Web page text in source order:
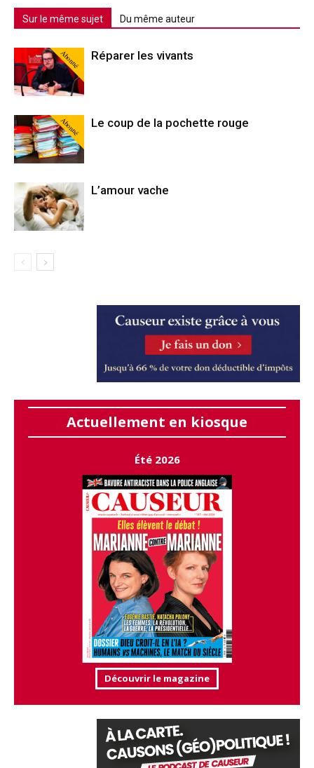
Sur le même sujet Du même auteur
Abonné Réparer les vivants
Abonné Le coup de la pochette rouge
L’amour vache
Actuellement en kiosque
Été 2026
Découvrir le magazine